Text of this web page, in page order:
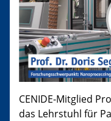
CENIDE-Mitglied
das Lehrstuhl für